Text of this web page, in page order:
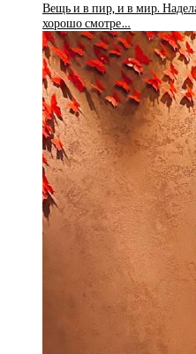
Вещь и в пир, и в мир.
хорошо смотре…